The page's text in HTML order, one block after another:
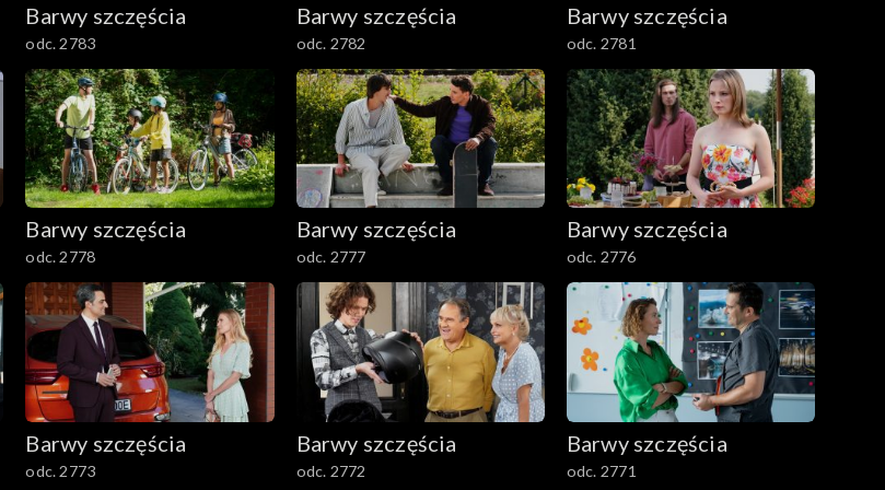
Barwy szczęścia
odc. 2783
Barwy szczęścia
odc. 2782
Barwy szczęścia
odc. 2781
Barwy szczęścia
odc. 2778
Barwy szczęścia
odc. 2777
Barwy szczęścia
odc. 2776
Barwy szczęścia
odc. 2773
Barwy szczęścia
odc. 2772
Barwy szczęścia
odc. 2771